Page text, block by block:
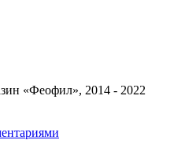
«Феофил», 2014 - 2022